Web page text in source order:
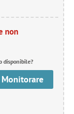
non
disponibile?
Monitorare